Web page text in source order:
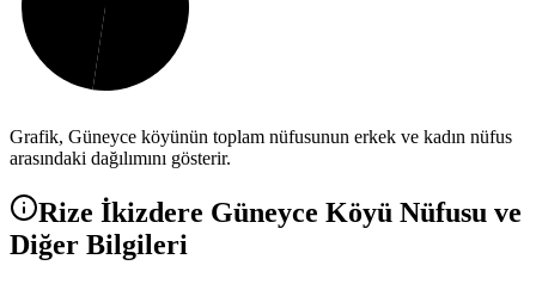
Grafik, Güneyce köyünün toplam nüfusunun erkek ve kadın nüfus
arasındaki dağılımını gösterir.
Rize İkizdere Güneyce Köyü Nüfusu ve
Diğer Bilgileri